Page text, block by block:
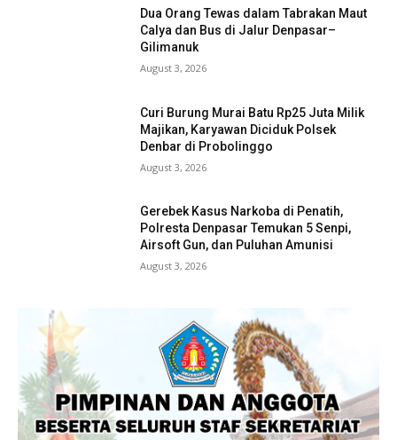
Dua Orang Tewas dalam Tabrakan Maut
Calya dan Bus di Jalur Denpasar–
Gilimanuk
August 3, 2026
Curi Burung Murai Batu Rp25 Juta Milik
Majikan, Karyawan Diciduk Polsek
Denbar di Probolinggo
August 3, 2026
Gerebek Kasus Narkoba di Penatih,
Polresta Denpasar Temukan 5 Senpi,
Airsoft Gun, dan Puluhan Amunisi
August 3, 2026